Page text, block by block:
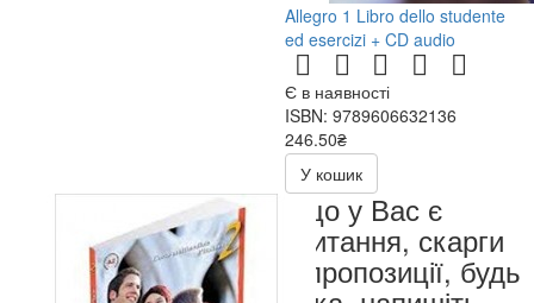
Allegro 1 Libro dello studente
ed esercizi + CD audio
Є в наявності
ISBN: 9789606632136
246.50₴
493.00₴
У кошик
Якщо у Вас є
запитання, скарги
чи пропозиції, будь